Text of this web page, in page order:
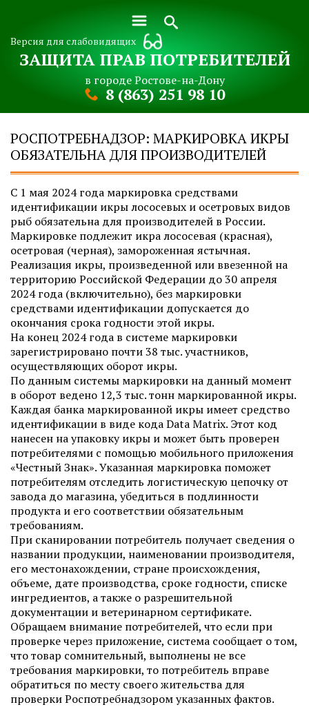
Версия для слабовидящих
ЗАЩИТА ПРАВ ПОТРЕБИТЕЛЕЙ
в городе Ростове-на-Дону
8 (863) 251 98 10
РОСПОТРЕБНАДЗОР: МАРКИРОВКА ИКРЫ
ОБЯЗАТЕЛЬНА ДЛЯ ПРОИЗВОДИТЕЛЕЙ
С 1 мая 2024 года маркировка средствами
идентификации икры лососевых и осетровых видов
рыб обязательна для производителей в России.
Маркировке подлежит икра лососевая (красная),
осетровая (черная), замороженная ястычная.
Реализация икры, произведенной или ввезенной на
территорию Российской Федерации до 30 апреля
2024 года (включительно), без маркировки
средствами идентификации допускается до
окончания срока годности этой икры.
На конец 2024 года в системе маркировки
зарегистрировано почти 38 тыс. участников,
осуществляющих оборот икры.
По данным системы маркировки на данный момент
в оборот ведено 12,3 тыс. тонн маркированной икры.
Каждая банка маркированной икры имеет средство
идентификации в виде кода Data Matrix. Этот код
нанесен на упаковку икры и может быть проверен
потребителями с помощью мобильного приложения
«Честный Знак». Указанная маркировка поможет
потребителям отследить логистическую цепочку от
завода до магазина, убедиться в подлинности
продукта и его соответствии обязательным
требованиям.
При сканировании потребитель получает сведения о
названии продукции, наименовании производителя,
его местонахождении, стране происхождения,
объеме, дате производства, сроке годности, списке
ингредиентов, а также о разрешительной
документации и ветеринарном сертификате.
Обращаем внимание потребителей, что если при
проверке через приложение, система сообщает о том,
что товар сомнительный, выполнены не все
требования маркировки, то потребитель вправе
обратиться по месту своего жительства для
проверки Роспотребнадзором указанных фактов.